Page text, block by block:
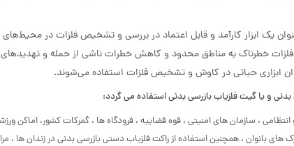
یک ابزار کارآمد و قابل اعتماد در بررسی و تشخیص فلزات در
فلزات خطرناک به مناطق محدود و کاهش خطرات ناشی از حمله و
ابزاری حیاتی در کاوش و تشخیص فلزات استفاده می‌شوند.
بدنی و یا گیت فلزیاب بازرسی بدنی استفاده می گردد:
انتظامی ، سازمان های امنیتی ، قوه قضاییه ، فرودگاه ها ، گمرکات کشور، اماکن
بانوان ، همچنین استفاده از راکت فلزیاب دستی بازرسی بدنی در زندان ها ،